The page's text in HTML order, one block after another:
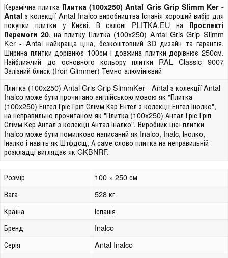
Керамічна плитка Плитка (100x250) Antal Gris Grip Slimm Ker -
Antal з колекції Antal Inalco виробництва Іспанія хороший вибір для
покупки плитки у Києві. В салоні PLITKA.EU на Проспекті
Перемоги 20, на плитку Плитка (100x250) Antal Gris Grip Slimm
Ker - Antal найкраща ціна, безкоштовний 3D дизайн та гарантія.
Ширина плитки дорівнює 100см і довжина плитки дорівнює 250см.
Найближчий до основного кольору плитки RAL Classic 9007
Залізний блиск (Iron Glimmer) Темно-алюмінієвий
Плитка (100x250) Antal Gris Grip SlimmKer - Antal з колекції Antal
Inalco може бути прочитано англійською мовою як "Плитка
(100x250) Ентел Гріс Гріп Слімм Кар Ентел з колекції Ентел Інолко",
на неправильно прочитаном як "Плитка (100x250) Антал Гріс Гріп
Слімм Кер Антал з колекції Антал Іналко". Виробник цієї плитки
Inalco може бути помилково написаний як Inalco, Inalc, Інолко,
Іналко і навіть як Штфдсщ, А саме слово плитка на неправильній
розкладці виглядає як GKBNRF.
Розмір
100 × 250 см
Вага
528 кг
Країна
Іспанія
Бренд
Inalco
Серія
Antal Inalco